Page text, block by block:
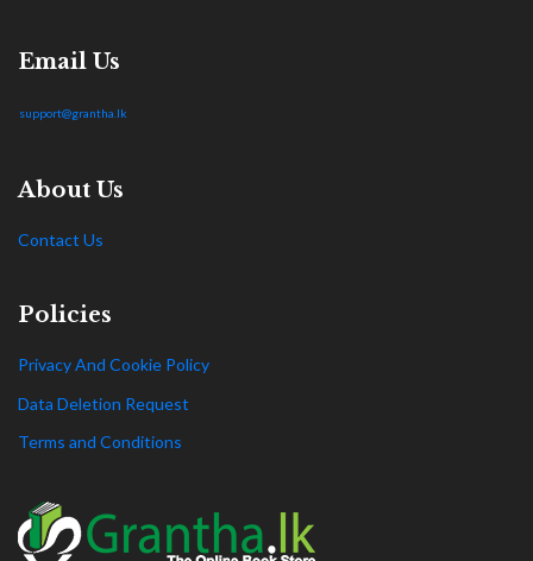
Email Us
support@grantha.lk
About Us
Contact Us
Policies
Privacy And Cookie Policy
Data Deletion Request
Terms and Conditions